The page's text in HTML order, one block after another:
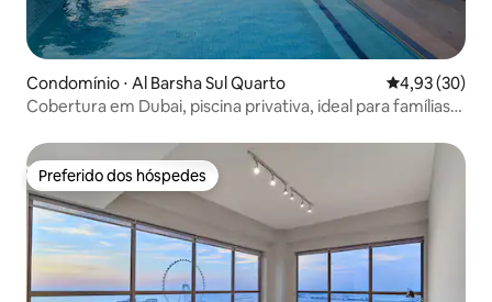
Condomínio ⋅ Al Barsha Sul Quarto 4,93 de uma
4,93 (30)
Cobertura em Dubai, piscina privativa, ideal para famílias,
Preferido dos hóspedes
Preferido dos hóspedes